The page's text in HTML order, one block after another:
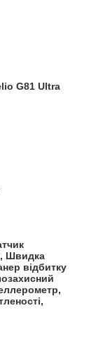
G81 Ultra
Швидка
відбитку